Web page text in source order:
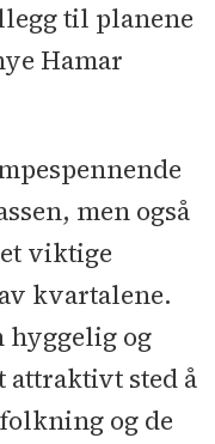
til planene
Hamar
men også
viktige
kvartalene.
hyggelig og
sted å
og de